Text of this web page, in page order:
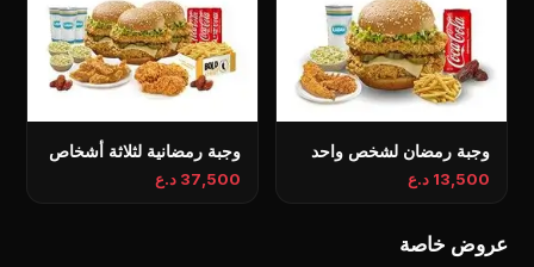
وجبة رمضان لشخص واحد
13,500 د.ع
وجبة رمضانية لثلاثة أشخاص
37,500 د.ع
عروض خاصة